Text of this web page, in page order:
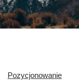
Pozycjonowanie